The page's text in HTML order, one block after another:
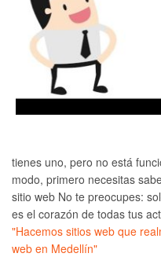
tienes uno, pero no está
modo, primero necesitas
sitio web No te preocupes:
es el corazón de todas tus
"Hacemos sitios web que
web en Medellín"